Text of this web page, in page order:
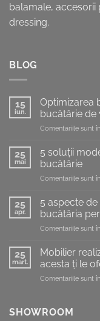
balamale,
dressing.
BLOG
15
iun.
Optimizarea
bucătărie de
Comentariile sunt
25
mai
5 soluții
bucătărie
Comentariile sunt
25
apr.
5 aspecte
bucătăria
Comentariile sunt
25
mart.
Mobilier
acesta ți le
Comentariile sunt
SHOWROOM